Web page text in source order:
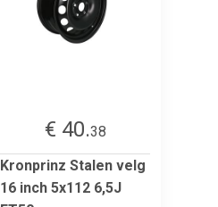
€ 40.38
Kronprinz Stalen velg
16 inch 5x112 6,5J